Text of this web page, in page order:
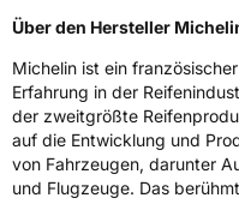
Über den Hersteller
Michelin ist ein
Erfahrung in der
der zweitgrößte
auf die Entwicklung und
von Fahrzeugen, darunter
und Flugzeuge. Das